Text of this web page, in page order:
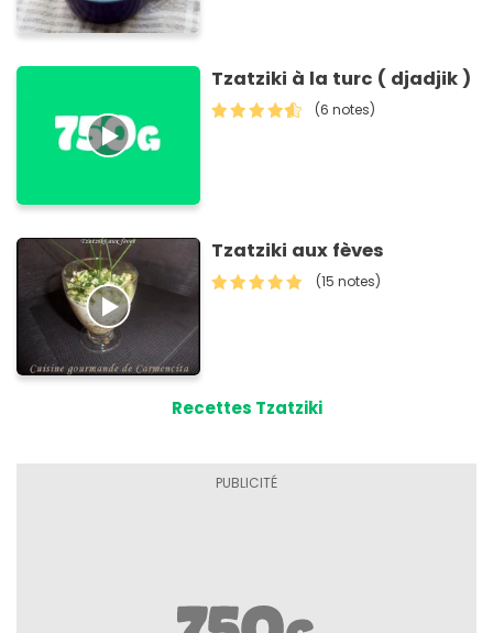
Tzatziki à la turc ( djadjik )
(6 notes)
Tzatziki aux fèves
(15 notes)
Recettes Tzatziki